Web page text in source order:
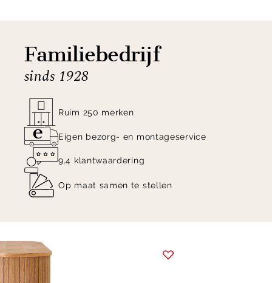
Familiebedrijf
sinds 1928
Ruim 250 merken
Eigen bezorg- en montageservice
9.4 klantwaardering
Op maat samen te stellen
Item
1